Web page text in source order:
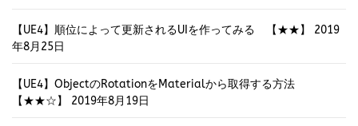
【UE4】順位によって更新されるUIを作ってみる 【★★】
2019
年8月25日
【UE4】ObjectのRotationをMaterialから取得する方法
【★★☆】
2019年8月19日